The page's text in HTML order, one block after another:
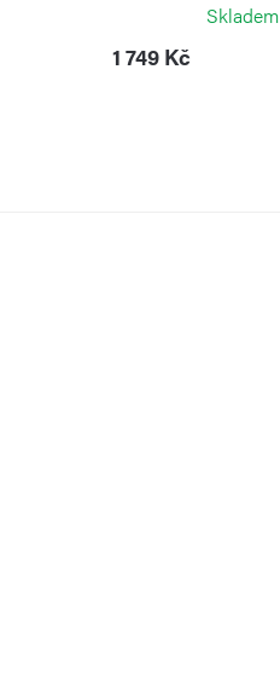
Skladem
1 749 Kč